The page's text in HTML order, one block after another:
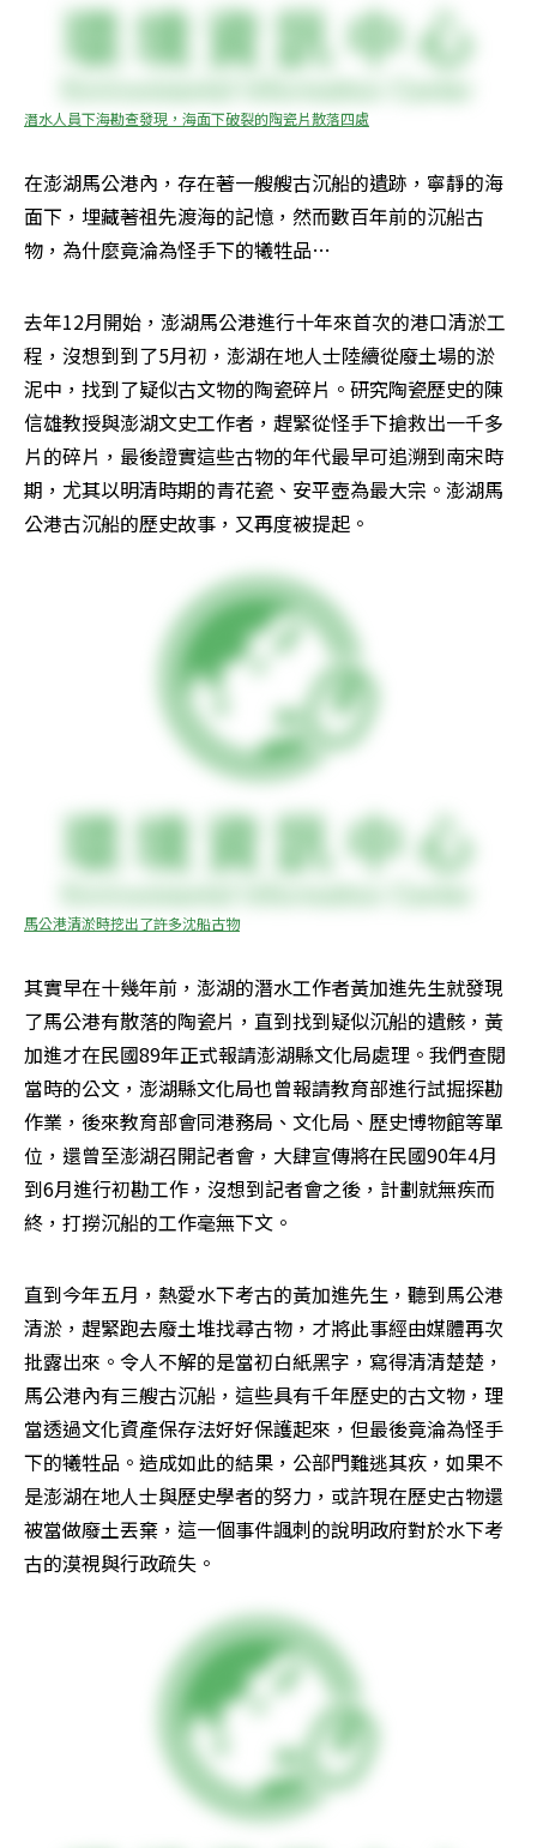
潛水人員下海勘查發現，海面下破裂的陶瓷片散落四處
在澎湖馬公港內，存在著一艘艘古沉船的遺跡，寧靜的海
面下，埋藏著祖先渡海的記憶，然而數百年前的沉船古
物，為什麼竟淪為怪手下的犧牲品…
去年12月開始，澎湖馬公港進行十年來首次的港口清淤工
程，沒想到到了5月初，澎湖在地人士陸續從廢土場的淤
泥中，找到了疑似古文物的陶瓷碎片。研究陶瓷歷史的陳
信雄教授與澎湖文史工作者，趕緊從怪手下搶救出一千多
片的碎片，最後證實這些古物的年代最早可追溯到南宋時
期，尤其以明清時期的青花瓷、安平壺為最大宗。澎湖馬
公港古沉船的歷史故事，又再度被提起。
馬公港清淤時挖出了許多沈船古物
其實早在十幾年前，澎湖的潛水工作者黃加進先生就發現
了馬公港有散落的陶瓷片，直到找到疑似沉船的遺骸，黃
加進才在民國89年正式報請澎湖縣文化局處理。我們查閱
當時的公文，澎湖縣文化局也曾報請教育部進行試掘探勘
作業，後來教育部會同港務局、文化局、歷史博物館等單
位，還曾至澎湖召開記者會，大肆宣傳將在民國90年4月
到6月進行初勘工作，沒想到記者會之後，計劃就無疾而
終，打撈沉船的工作毫無下文。
直到今年五月，熱愛水下考古的黃加進先生，聽到馬公港
清淤，趕緊跑去廢土堆找尋古物，才將此事經由媒體再次
批露出來。令人不解的是當初白紙黑字，寫得清清楚楚，
馬公港內有三艘古沉船，這些具有千年歷史的古文物，理
當透過文化資產保存法好好保護起來，但最後竟淪為怪手
下的犧牲品。造成如此的結果，公部門難逃其疚，如果不
是澎湖在地人士與歷史學者的努力，或許現在歷史古物還
被當做廢土丟棄，這一個事件諷刺的說明政府對於水下考
古的漠視與行政疏失。